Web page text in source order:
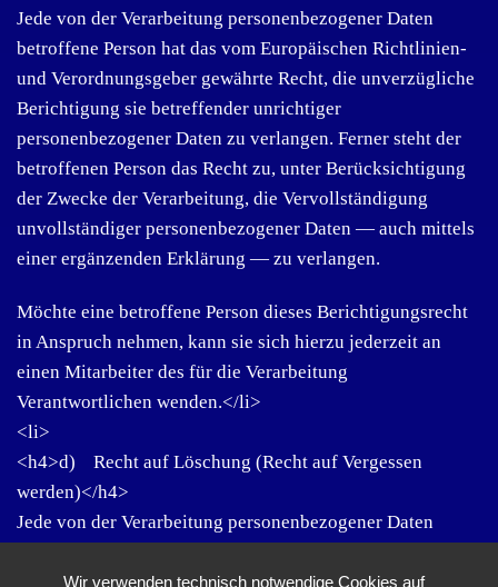
Jede von der Verarbeitung personenbezogener Daten
betroffene Person hat das vom Europäischen Richtlinien-
und Verordnungsgeber gewährte Recht, die unverzügliche
Berichtigung sie betreffender unrichtiger
personenbezogener Daten zu verlangen. Ferner steht der
betroffenen Person das Recht zu, unter Berücksichtigung
der Zwecke der Verarbeitung, die Vervollständigung
unvollständiger personenbezogener Daten — auch mittels
einer ergänzenden Erklärung — zu verlangen.
Möchte eine betroffene Person dieses Berichtigungsrecht
in Anspruch nehmen, kann sie sich hierzu jederzeit an
einen Mitarbeiter des für die Verarbeitung
Verantwortlichen wenden.</li>
<li>
<h4>d) Recht auf Löschung (Recht auf Vergessen
werden)</h4>
Jede von der Verarbeitung personenbezogener Daten
und Verordnungsgeber gewährte Recht, von dem
Wir verwenden technisch notwendige Cookies auf